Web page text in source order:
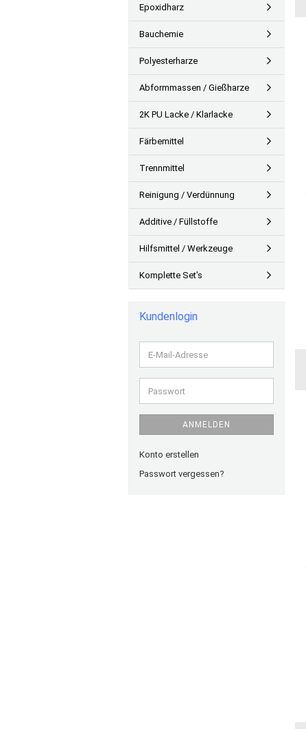
Epoxidharz
Bauchemie
Polyesterharze
Abformmassen / Gießharze
2K PU Lacke / Klarlacke
Färbemittel
Trennmittel
Reinigung / Verdünnung
Additive / Füllstoffe
Hilfsmittel / Werkzeuge
Komplette Set's
Kundenlogin
E-
Mail-
Adresse
Passwort
ANMELDEN
Konto erstellen
Passwort vergessen?